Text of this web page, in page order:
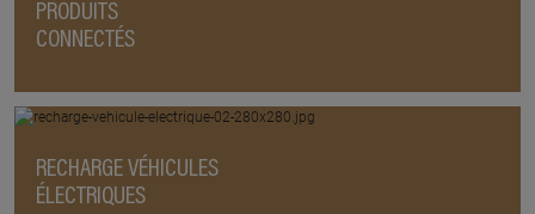
PRODUITS
CONNECTÉS
RECHARGE VÉHICULES
ÉLECTRIQUES